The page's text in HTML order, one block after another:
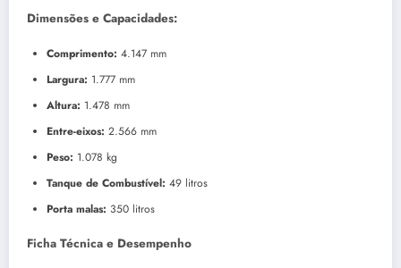
Dimensões e Capacidades:
Comprimento: 4.147 mm
Largura: 1.777 mm
Altura: 1.478 mm
Entre-eixos: 2.566 mm
Peso: 1.078 kg
Tanque de Combustível: 49 litros
Porta malas: 350 litros
Ficha Técnica e Desempenho